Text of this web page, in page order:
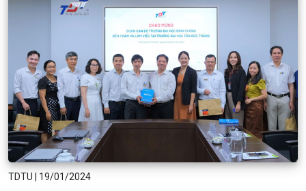
TDTU 19/01/2024